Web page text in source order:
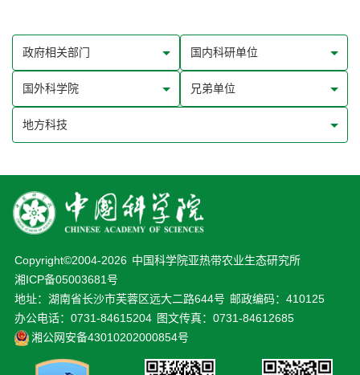
Copyright©2004-2026 中国科学院亚热带农业生态研究所
湘ICP备05003681号
地址：湖南省长沙市芙蓉区远大二路644号 邮政编码：410125
办公电话：0731-84615204 图文传真：0731-84612685
湘公网安备43010202000854号